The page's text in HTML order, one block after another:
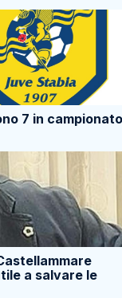
7 in campionato
a salvare le